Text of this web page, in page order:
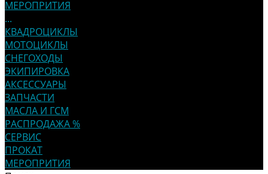
МЕРОПРИТИЯ
...
КВАДРОЦИКЛЫ
МОТОЦИКЛЫ
СНЕГОХОДЫ
ЭКИПИРОВКА
АКСЕССУАРЫ
ЗАПЧАСТИ
МАСЛА И ГСМ
РАСПРОДАЖА %
СЕРВИС
ПРОКАТ
МЕРОПРИТИЯ